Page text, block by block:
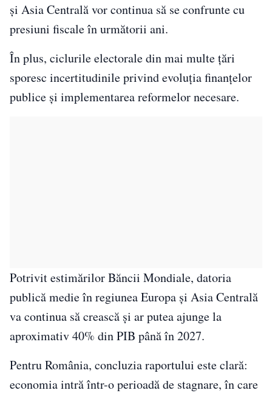
și Asia Centrală vor continua să se confrunte cu
presiuni fiscale în următorii ani.
În plus, ciclurile electorale din mai multe țări
sporesc incertitudinile privind evoluția finanțelor
publice și implementarea reformelor necesare.
Potrivit estimărilor Băncii Mondiale, datoria
publică medie în regiunea Europa și Asia Centrală
va continua să crească și ar putea ajunge la
aproximativ 40% din PIB până în 2027.
Pentru România, concluzia raportului este clară:
economia intră într-o perioadă de stagnare, în care